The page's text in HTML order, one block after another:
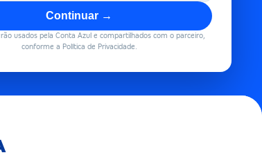
Continuar →
usados pela Conta Azul e compartilhados com o parceiro,
conforme a Política de Privacidade.